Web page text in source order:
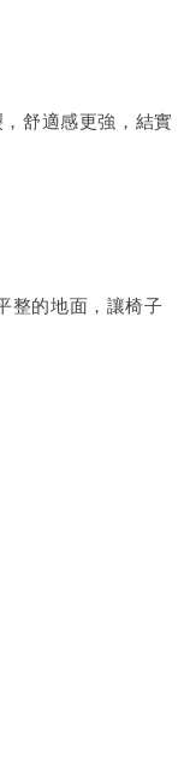
舒適感更強，結實
整的地面，讓椅子